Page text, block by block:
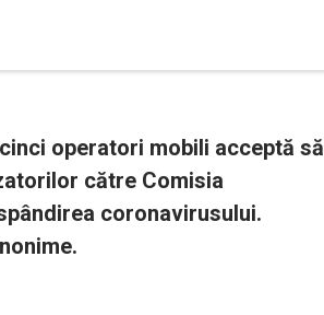
operatori mobili acceptă să
către Comisia
coronavirusului.